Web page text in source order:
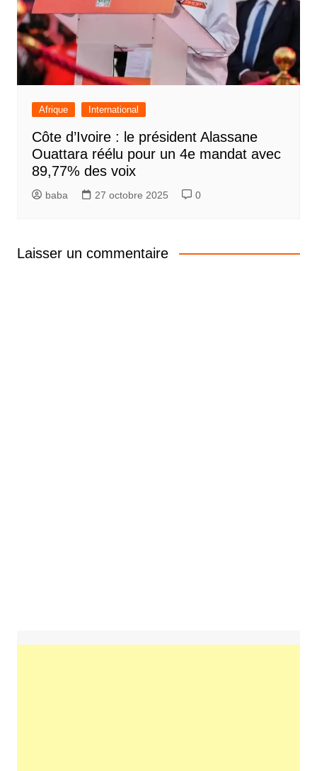
Afrique International
Côte d’Ivoire : le président Alassane
Ouattara réélu pour un 4e mandat avec
89,77% des voix
baba 27 octobre 2025 0
Laisser un commentaire